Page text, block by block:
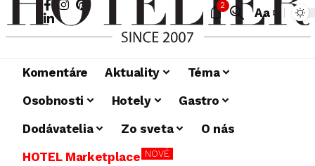
2
Aa
Komentáre Aktuality
Téma
Osobnosti
Hotely
Gastro
Dodávatelia
Zo sveta
O nás
HOTEL Marketplace NOVÉ